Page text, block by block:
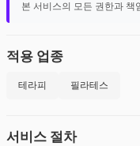
본 서비스의 모든 권한과 책
적용 업종
테라피 필라테스
서비스 절차